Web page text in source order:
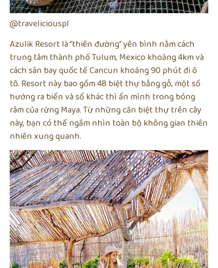
@traveliciouspl
Azulik Resort là “thiên đường” yên bình nằm cách
trung tâm thành phố Tulum, Mexico khoảng 4km và
cách sân bay quốc tế Cancun khoảng 90 phút đi ô
tô. Resort này bao gồm 48 biệt thự bằng gỗ, một số
hướng ra biển và số khác thì ẩn mình trong bóng
râm của rừng Maya. Từ những căn biệt thự trên cây
này, bạn có thể ngắm nhìn toàn bộ không gian thiên
nhiên xung quanh.